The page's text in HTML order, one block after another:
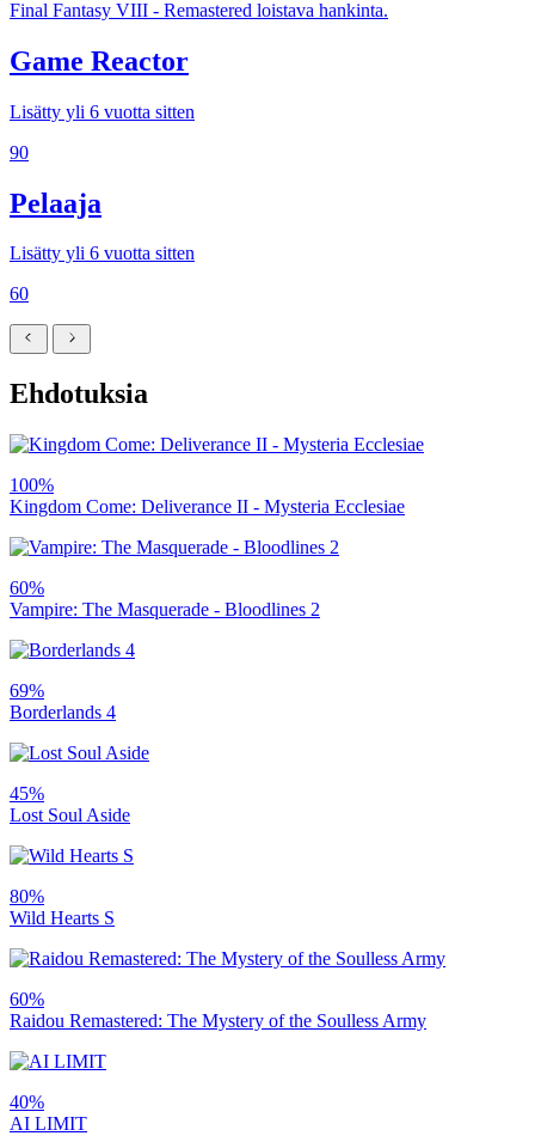
Final Fantasy VIII - Remastered loistava hankinta.
Game Reactor
Lisätty yli 6 vuotta sitten
90
Pelaaja
Lisätty yli 6 vuotta sitten
60
Ehdotuksia
100%
Kingdom Come: Deliverance II - Mysteria Ecclesiae
60%
Vampire: The Masquerade - Bloodlines 2
69%
Borderlands 4
45%
Lost Soul Aside
80%
Wild Hearts S
60%
Raidou Remastered: The Mystery of the Soulless Army
40%
AI LIMIT